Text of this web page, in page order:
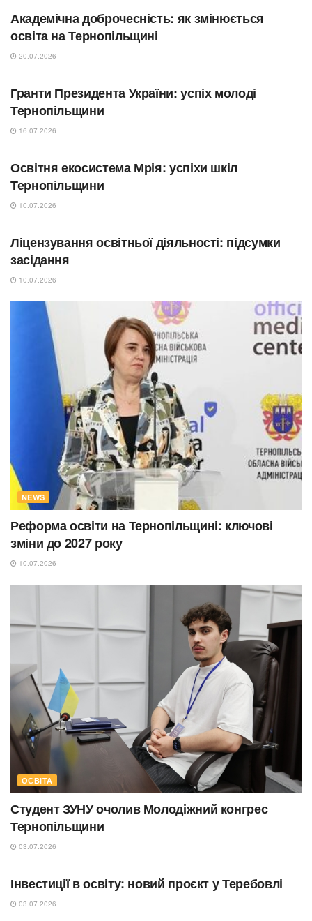
Академічна доброчесність: як змінюється
освіта на Тернопільщині
20.07.2026
Гранти Президента України: успіх молоді
Тернопільщини
16.07.2026
Освітня екосистема Мрія: успіхи шкіл
Тернопільщини
10.07.2026
Ліцензування освітньої діяльності: підсумки
засідання
10.07.2026
NEWS
Реформа освіти на Тернопільщині: ключові
зміни до 2027 року
10.07.2026
ОСВІТА
Студент ЗУНУ очолив Молодіжний конгрес
Тернопільщини
03.07.2026
Інвестиції в освіту: новий проєкт у Теребовлі
03.07.2026